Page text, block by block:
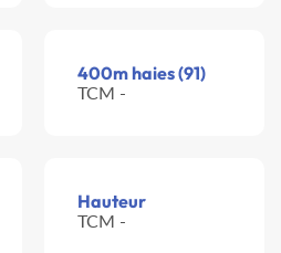
400m haies (91)
TCM -
Hauteur
TCM -